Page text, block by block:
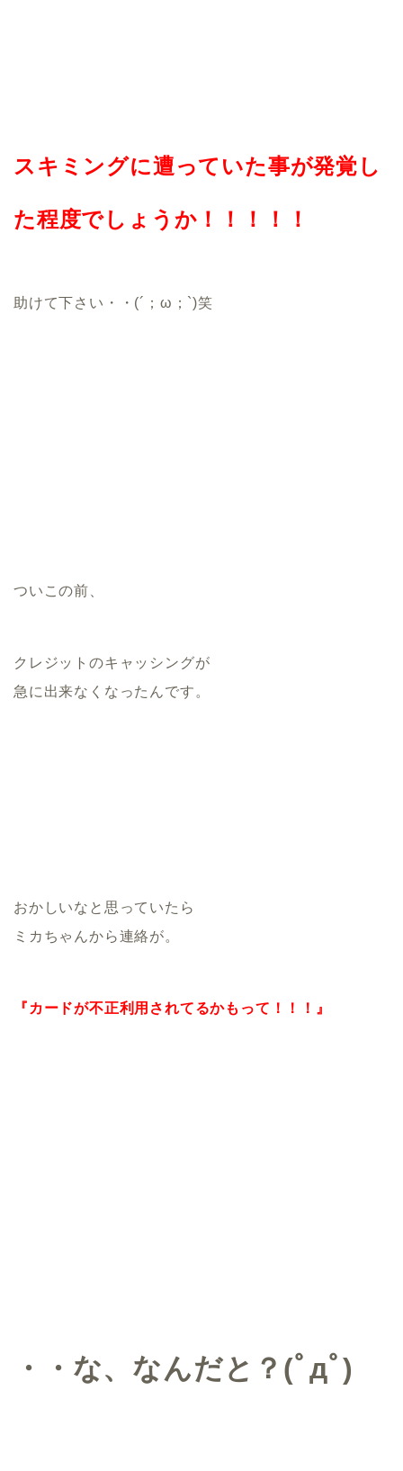
スキミングに遭っていた事が発覚し
た程度でしょうか！！！！！
助けて下さい・・(´；ω；`)笑
ついこの前、
クレジットのキャッシングが
急に出来なくなったんです。
おかしいなと思っていたら
ミカちゃんから連絡が。
『カードが不正利用されてるかもって！！！』
・・な、なんだと？(ﾟдﾟ)